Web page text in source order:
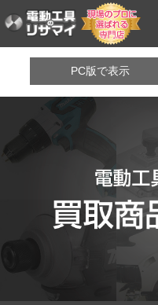
PC版で表示